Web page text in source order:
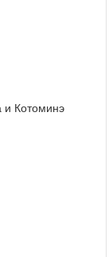
и Котоминэ